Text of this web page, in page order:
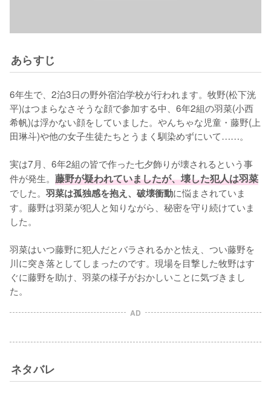
あらすじ
6年生で、2泊3日の野外宿泊学校が行われます。牧野(松下洸
平)はつまらなさそうな顔で参加する中、6年2組の羽菜(小西
希帆)は浮かない顔をしていました。やんちゃな児童・藤野(上
田琳斗)や他の女子生徒たちとうまく馴染めずにいて……。
実は7月、6年2組の皆で作った七夕飾りが壊されるという事
件が発生。 藤野が疑われていましたが、壊した犯人は羽菜
でした。 羽菜は孤独感を抱え、破壊衝動に悩まされていま
す。藤野は羽菜が犯人と知りながら、秘密を守り続けていま
した。
羽菜はいつ藤野に犯人だとバラされるかと怯え、つい藤野を
川に突き落としてしまったのです。現場を目撃した牧野はす
ぐに藤野を助け、羽菜の様子がおかしいことに気づきまし
た。
AD
ネタバレ